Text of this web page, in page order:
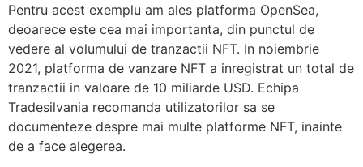
Pentru acest exemplu am ales platforma OpenSea,
deoarece este cea mai importanta, din punctul de
vedere al volumului de tranzactii NFT. In noiembrie
2021, platforma de vanzare NFT a inregistrat un total de
tranzactii in valoare de 10 miliarde USD. Echipa
Tradesilvania recomanda utilizatorilor sa se
documenteze despre mai multe platforme NFT, inainte
de a face alegerea.